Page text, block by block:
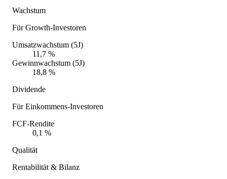
Wachstum
Für Growth-Investoren
Umsatzwachstum (5J)
11,7 %
Gewinnwachstum (5J)
18,8 %
Dividende
Für Einkommens-Investoren
FCF-Rendite
0,1 %
Qualität
Rentabilität & Bilanz